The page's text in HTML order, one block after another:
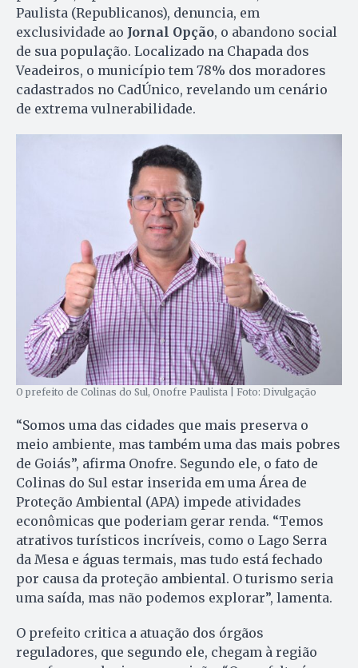
Paulista (Republicanos), denuncia, em
exclusividade ao Jornal Opção, o abandono social
de sua população. Localizado na Chapada dos
Veadeiros, o município tem 78% dos moradores
cadastrados no CadÚnico, revelando um cenário
de extrema vulnerabilidade.
O prefeito de Colinas do Sul, Onofre Paulista | Foto: Divulgação
“Somos uma das cidades que mais preserva o
meio ambiente, mas também uma das mais pobres
de Goiás”, afirma Onofre. Segundo ele, o fato de
Colinas do Sul estar inserida em uma Área de
Proteção Ambiental (APA) impede atividades
econômicas que poderiam gerar renda. “Temos
atrativos turísticos incríveis, como o Lago Serra
da Mesa e águas termais, mas tudo está fechado
por causa da proteção ambiental. O turismo seria
uma saída, mas não podemos explorar”, lamenta.
O prefeito critica a atuação dos órgãos
reguladores, que segundo ele, chegam à região